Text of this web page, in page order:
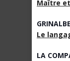
Maître
Le
LA